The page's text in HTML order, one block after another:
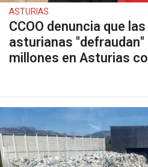
ASTURIAS
CCOO denuncia que
asturianas "defraudan"
millones en Asturias